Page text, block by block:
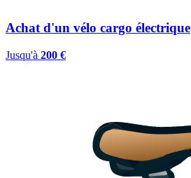
Achat d'un vélo cargo électrique
Jusqu'à 200 €